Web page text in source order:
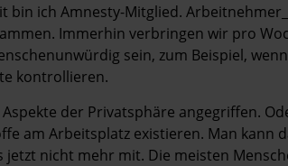
bin ich Amnesty-Mitglied.
Immerhin verbringen wir pro
sein, zum Beispiel,
kontrollieren.
der Privatsphäre angegriffen.
am Arbeitsplatz existieren. Man kann
jetzt nicht mehr mit. Die meisten